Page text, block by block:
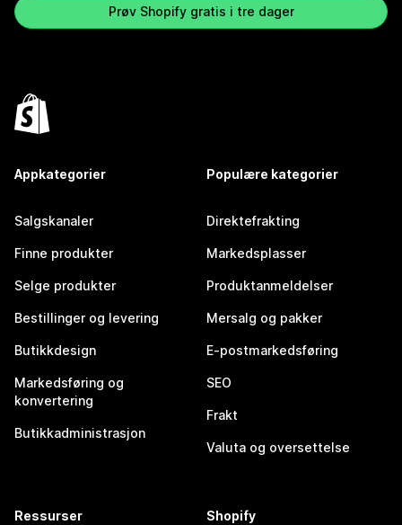
Prøv Shopify gratis i tre dager
Appkategorier
Salgskanaler
Finne produkter
Selge produkter
Bestillinger og levering
Butikkdesign
Markedsføring og
konvertering
Butikkadministrasjon
Populære kategorier
Direktefrakting
Markedsplasser
Produktanmeldelser
Mersalg og pakker
E-postmarkedsføring
SEO
Frakt
Valuta og oversettelse
Ressurser Shopify